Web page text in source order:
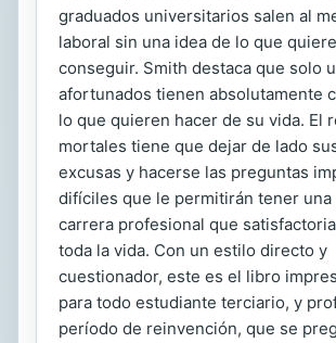
graduados universitarios salen al
laboral sin una idea de lo que
conseguir. Smith destaca que solo
afortunados tienen absolutamente
lo que quieren hacer de su vida. El
mortales tiene que dejar de lado
excusas y hacerse las preguntas
difíciles que le permitirán tener una
carrera profesional que
toda la vida. Con un estilo directo y
cuestionador, este es el libro
para todo estudiante terciario, y
período de reinvención, que se